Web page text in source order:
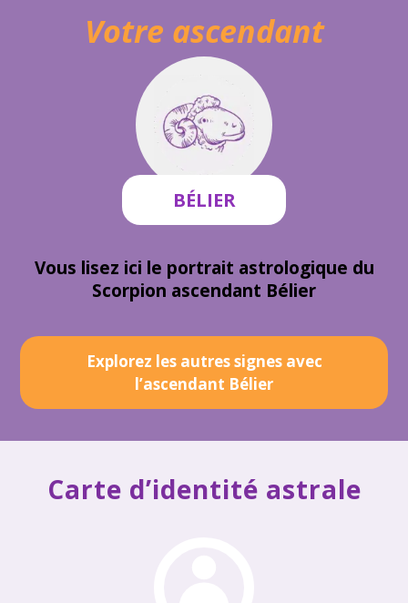
Votre ascendant
BÉLIER
Vous lisez ici le portrait astrologique du
Scorpion ascendant Bélier
Explorez les autres signes avec
l’ascendant Bélier
Carte d’identité astrale